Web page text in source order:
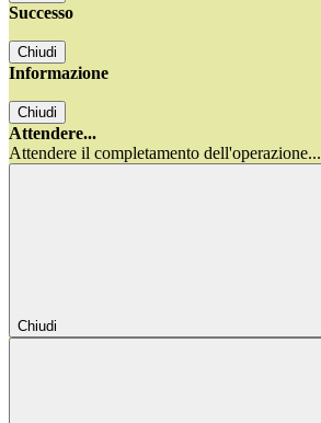
Successo
Chiudi
Informazione
Chiudi
Attendere...
Attendere il completamento dell'operazione...
Chiudi